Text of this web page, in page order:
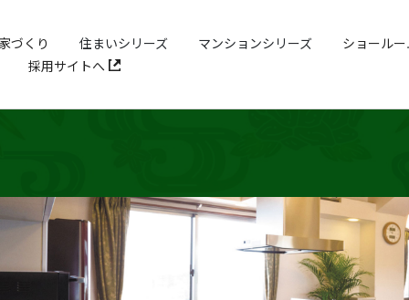
づくり 住まいシリーズ マンションシリーズ
ショール
採用サイトへ